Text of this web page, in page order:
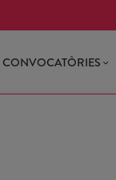
CONVOCATÒRIES